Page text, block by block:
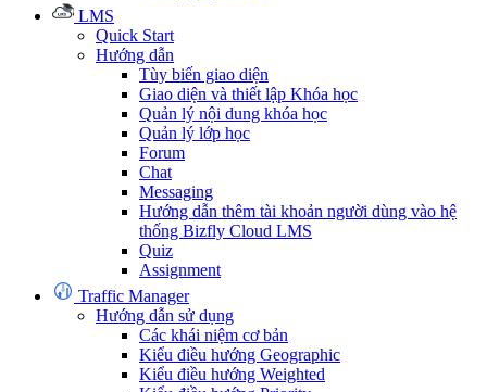
LMS
Quick Start
Hướng dẫn
Tùy biến giao diện
Giao diện và thiết lập Khóa học
Quản lý nội dung khóa học
Quản lý lớp học
Forum
Chat
Messaging
Hướng dẫn thêm tài khoản người dùng vào hệ
thống Bizfly Cloud LMS
Quiz
Assignment
Traffic Manager
Hướng dẫn sử dụng
Các khái niệm cơ bản
Kiểu điều hướng Geographic
Kiểu điều hướng Weighted